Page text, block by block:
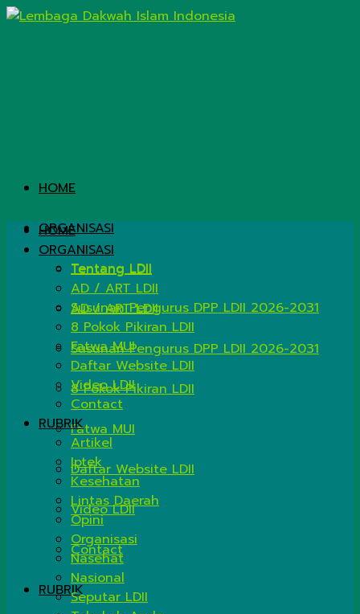
HOME
ORGANISASI
Tentang LDII
AD / ART LDII
Susunan Pengurus DPP LDII 2026-2031
8 Pokok Pikiran LDII
Fatwa MUI
Daftar Website LDII
Video LDII
Contact
RUBRIK
HOME
ORGANISASI
Tentang LDII
AD / ART LDII
Susunan Pengurus DPP LDII 2026-2031
8 Pokok Pikiran LDII
Fatwa MUI
Daftar Website LDII
Video LDII
Contact
RUBRIK
Artikel
Iptek
Kesehatan
Lintas Daerah
Opini
Organisasi
Nasehat
Nasional
Seputar LDII